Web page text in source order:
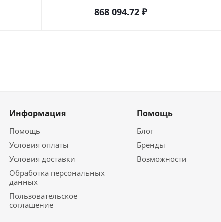
868 094.72₽
Информация
Помощь
Условия оплаты
Условия доставки
Обработка персональных
данных
Пользовательское
соглашение
Помощь
Блог
Бренды
Возможности